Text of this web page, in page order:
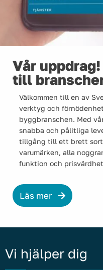
Vår
till
Välkommen till en av
verktyg och
byggbranschen. Med
snabba och pålitliga
tillgång till ett brett
varumärken, alla
funktion och
Läs mer
Vi hjälper dig